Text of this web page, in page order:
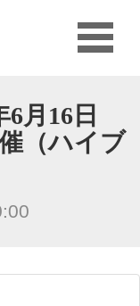
6月16日
（ハイブ